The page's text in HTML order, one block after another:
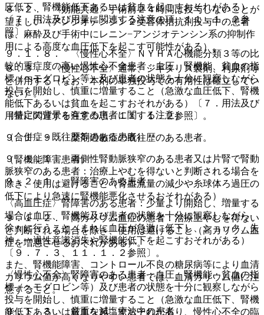
圧低下、腎機能低下あるいは貧血を起こすおそれがある）
〔７．用法及び用量に関連する注意の項、１１．１．２参
照〕。
９．１．８． 〈慢性心不全〉ＮＹＨＡ心機能分類３等の比
較的重症度の高い慢性心不全患者：血圧、腎機能、貧血の指
標（ヘモグロビン等）及び患者の状態を十分に観察しながら
投与を開始し、慎重に増量すること（急激な血圧低下、腎機
能低下あるいは貧血を起こすおそれがある）〔７．用法及び
用量に関連する注意の項、１１．１．２参照〕。
９．１．９． 薬剤過敏症の既往歴のある患者。
（腎機能障害患者）
９．２．１． 腎障害のある患者
〈高血圧症〉腎障害のある患者：少量より開始し、増量する
場合は血圧、腎機能及び患者の状態を十分に観察しながら
徐々に行うこと（まれに血圧が急激に低下し、ショック、失
神、一過性意識消失や腎機能低下を起こすおそれがある）
〔９．７．３、１１．１．２参照〕。
〈慢性心不全〉腎障害のある患者：血圧、腎機能、貧血の指
標（ヘモグロビン等）及び患者の状態を十分に観察しながら
投与を開始し、慎重に増量すること（急激な血圧低下、腎機
能低下あるいは貧血を起こすおそれがあり、慢性心不全の臨
８．２． 〈効能共通〉手術前２４時間は投与しないことが
望ましい（アンジオテンシン２受容体拮抗剤投与中の患者
は、麻酔及び手術中にレニン−アンジオテンシン系の抑制作
用による高度な血圧低下を起こす可能性がある）。
８．３． 〈慢性心不全〉通常、ジギタリス製剤、利尿剤等
と併用する（なお、本剤の単独投与での有用性は確立してい
ない）。
（特定の背景を有する患者に関する注意）
（合併症・既往歴等のある患者）
９．１．１． 両側性腎動脈狭窄のある患者又は片腎で腎動
脈狭窄のある患者：治療上やむを得ないと判断される場合を
除き、使用は避けること（腎血流量の減少や糸球体ろ過圧の
低下により急速に腎機能悪化させるおそれがある）。
９．１．２． 高カリウム血症の患者：治療上やむを得ない
と判断される場合を除き、使用は避けること（高カリウム血
症を増悪させるおそれがある）。
また、腎機能障害、コントロール不良の糖尿病等により血清
カリウム値が高くなりやすい患者では、血清カリウム値に注
意すること。
９．１．３． 厳重な減塩療法中の患者